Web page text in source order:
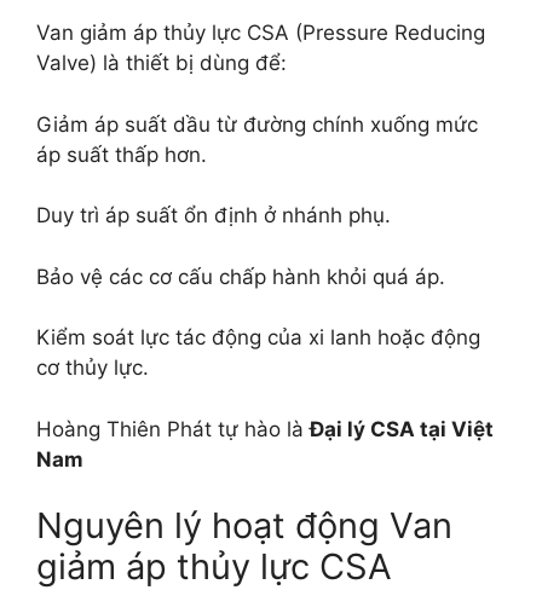
Van giảm áp thủy lực CSA (Pressure Reducing
Valve) là thiết bị dùng để:
Giảm áp suất dầu từ đường chính xuống mức
áp suất thấp hơn.
Duy trì áp suất ổn định ở nhánh phụ.
Bảo vệ các cơ cấu chấp hành khỏi quá áp.
Kiểm soát lực tác động của xi lanh hoặc động
cơ thủy lực.
Hoàng Thiên Phát tự hào làĐại lý CSA tại Việt
Nam
Nguyên lý hoạt động Van
giảm áp thủy lực CSA